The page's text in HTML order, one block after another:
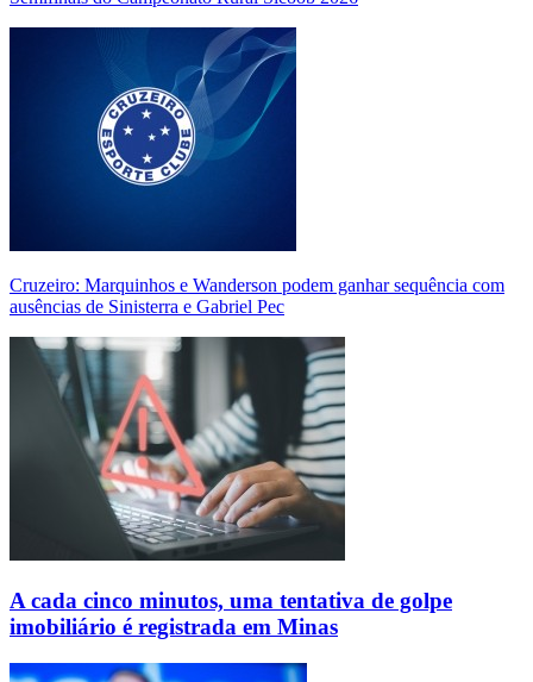
Cruzeiro: Marquinhos e Wanderson podem ganhar sequência com
ausências de Sinisterra e Gabriel Pec
A cada cinco minutos, uma tentativa de golpe
imobiliário é registrada em Minas